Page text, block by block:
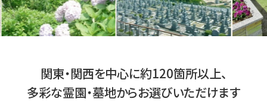
関東・関西を中心に約120箇所以上、
多彩な霊園・墓地からお選びいただけます